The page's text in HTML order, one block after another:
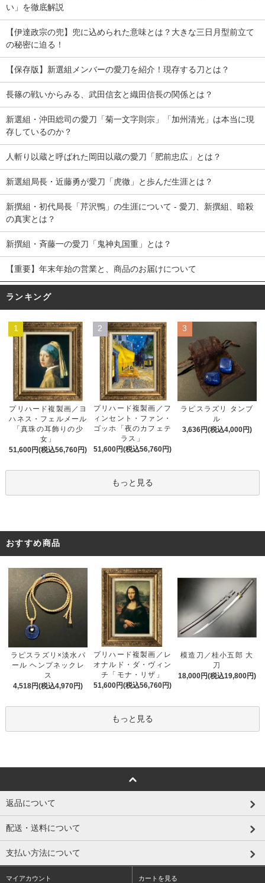
い」を徹底解説
【伊達政宗の兜】兜に込められた意味とは？大きな三日月型前立て
の秘密に迫る！
【保存版】新選組メンバーの愛刀を紹介！現存する刀とは？
長篠の戦いからみる、武田信玄と織田信長の関係とは？
新選組・沖田総司の愛刀「菊一文字則宗」「加州清光」は本当に現
存しているのか？
人斬り以蔵と呼ばれた岡田以蔵の愛刀「肥前忠広」とは？
新選組局長・近藤勇が愛刀「虎徹」と歩んだ生涯とは？
新撰組・初代局長「芹沢鴨」の生涯について - 愛刀、新撰組、暗殺
の真実とは？
新撰組・斉藤一の愛刀「鬼神丸国重」とは？
【重要】年末年始の営業と、商品のお届けについて
ランキング
1
プリハード複製画／ヨ
ハネス・フェルメール
「真珠の耳飾りの少
女」
51,600円(税込56,760円)
2
プリハード複製画／フ
ィンセント・ファン・
ゴッホ「夜のカフェテ
ラス」
51,600円(税込56,760円)
3
ラピスラズリ タンブ
ル
3,636円(税込4,000円)
もっと見る
おすすめ商品
ラピスラズリ×淡水パ
ール ヘンプネックレ
ス
4,518円(税込4,970円)
プリハード複製画／レ
オナルド・ダ・ヴィン
チ「モナ・リザ」
51,600円(税込56,760円)
模造刀／桂小五郎 大
刀
18,000円(税込19,800円)
もっと見る
返品について
配送・送料について
支払い方法について
マイアカウント カートを見る